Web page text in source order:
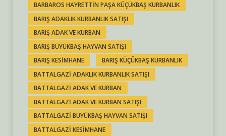
BARBAROS HAYRETTIN PAŞA KÜÇÜKBAŞ KURBANLIK
BARIŞ ADAKLIK KURBANLIK SATIŞI
BARIŞ ADAK VE KURBAN
BARIŞ BÜYÜKBAŞ HAYVAN SATIŞI
BARIŞ KESIMHANE
BARIŞ KÜÇÜKBAŞ KURBANLIK
BATTALGAZI ADAKLIK KURBANLIK SATIŞI
BATTALGAZI ADAK VE KURBAN
BATTALGAZI ADAK VE KURBAN SATIŞI
BATTALGAZI BÜYÜKBAŞ HAYVAN SATIŞI
BATTALGAZI KESIMHANE